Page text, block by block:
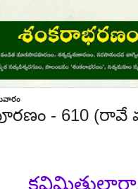
- 610